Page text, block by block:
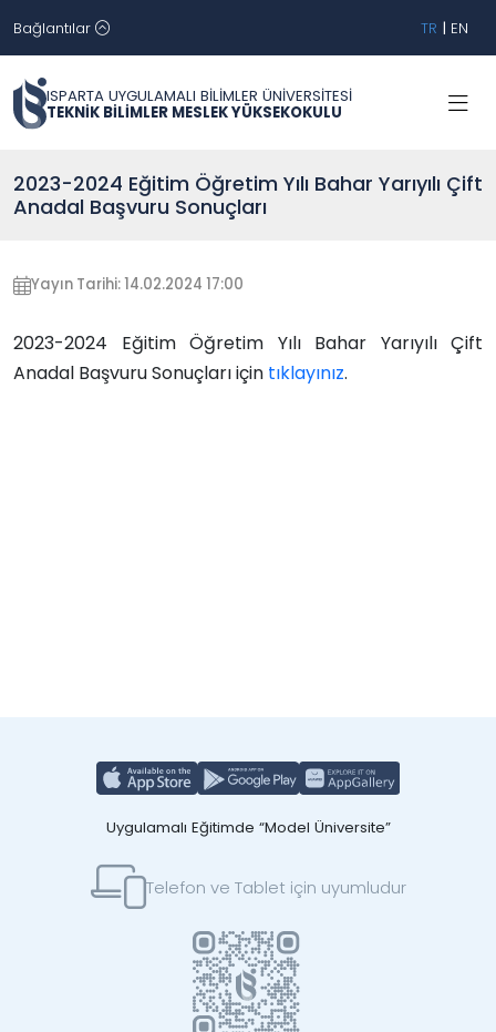
Bağlantılar TR | EN
ISPARTA UYGULAMALI BİLİMLER ÜNİVERSİTESİ
TEKNİK BİLİMLER MESLEK YÜKSEKOKULU
2023-2024 Eğitim Öğretim Yılı Bahar Yarıyılı Çift
Anadal Başvuru Sonuçları
Yayın Tarihi: 14.02.2024 17:00
2023-2024 Eğitim Öğretim Yılı Bahar Yarıyılı Çift
Anadal Başvuru Sonuçları için tıklayınız.
Uygulamalı Eğitimde “Model Üniversite”
Telefon ve Tablet için uyumludur